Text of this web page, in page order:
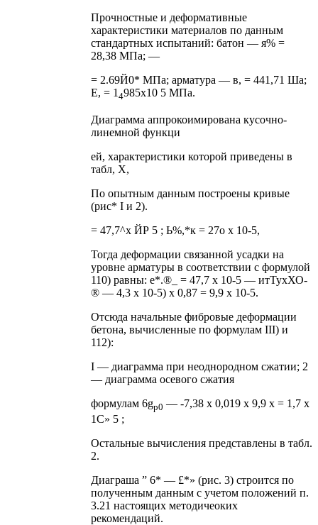
Прочностные и деформативные
характеристики материалов по данным
стандартных испытаний: батон — я% =
28,38 МПа; —
= 2.69Й0* МПа; арматура — в, = 441,71 Ша;
Е, = 1 4985х10 5 МПа.
Диаграмма аппрокоимирована кусочно-
линемной функци
ей, характеристики которой приведены в
табл, X,
По опытным данным построены кривые
(рис* I и 2).
= 47,7^х ЙР 5 ; Ь%,*к = 27о х 10-5,
Тогда деформации связанной усадки на
уровне арматуры в соответствии с формулой
110) равны: е*.®_ = 47,7 х 10-5 — итТухХО-
® — 4,3 х 10-5) х 0,87 = 9,9 х 10-5.
Отсюда начальные фибровые деформации
бетона, вычисленные по формулам III) и
112):
I — диаграмма при неоднородном сжатии; 2
— диаграмма осевого сжатия
формулам 6gp0 — -7,38 х 0,019 х 9,9 х = 1,7 х
1C» 5 ;
Остальные вычисления представлены в табл.
2.
Диаграша ” 6* — £*» (рис. 3) строится по
полученным данным с учетом положений п.
3.21 настоящих методичеоких
рекомендаций.